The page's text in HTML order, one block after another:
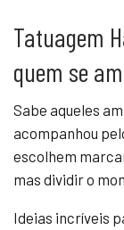
Tatuagem
quem se
Sabe aqueles
acompanhou
escolhem
mas dividir o
Ideias incríveis